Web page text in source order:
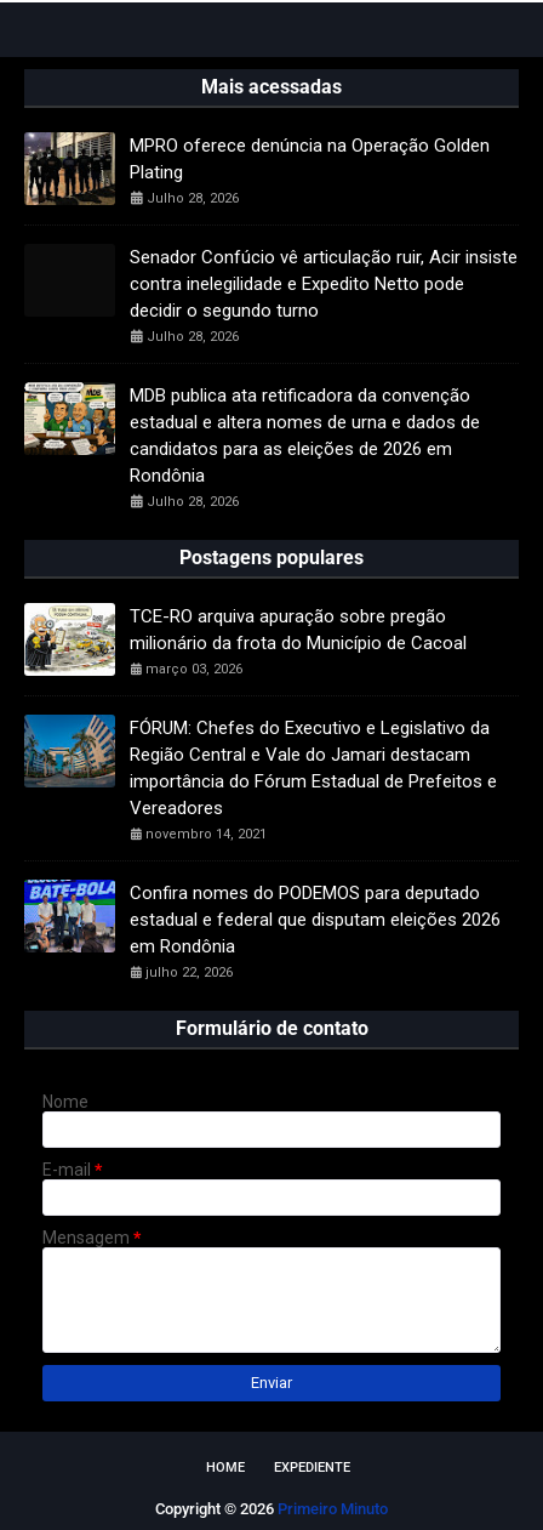
Mais acessadas
MPRO oferece denúncia na Operação Golden
Plating
Julho 28, 2026
Senador Confúcio vê articulação ruir, Acir insiste
contra inelegilidade e Expedito Netto pode
decidir o segundo turno
Julho 28, 2026
MDB publica ata retificadora da convenção
estadual e altera nomes de urna e dados de
candidatos para as eleições de 2026 em
Rondônia
Julho 28, 2026
Postagens populares
TCE-RO arquiva apuração sobre pregão
milionário da frota do Município de Cacoal
março 03, 2026
FÓRUM: Chefes do Executivo e Legislativo da
Região Central e Vale do Jamari destacam
importância do Fórum Estadual de Prefeitos e
Vereadores
novembro 14, 2021
Confira nomes do PODEMOS para deputado
estadual e federal que disputam eleições 2026
em Rondônia
julho 22, 2026
Formulário de contato
Nome
E-mail *
Mensagem *
HOME EXPEDIENTE
Copyright © 2026 Primeiro Minuto